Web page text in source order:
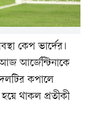
কেপ ভার্দের।
আর্জেন্টিনাকে
কপালে
থাকল প্রতীকী